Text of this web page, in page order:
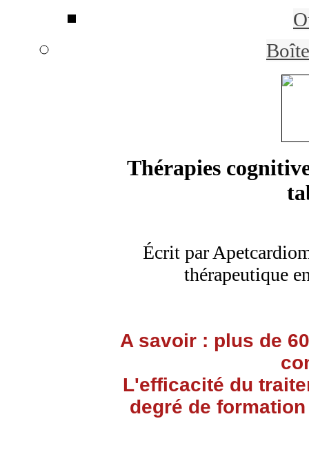
Thérapies
Écrit par
thérapeutique
A savoir : plus de
L'efficacité du
degré de